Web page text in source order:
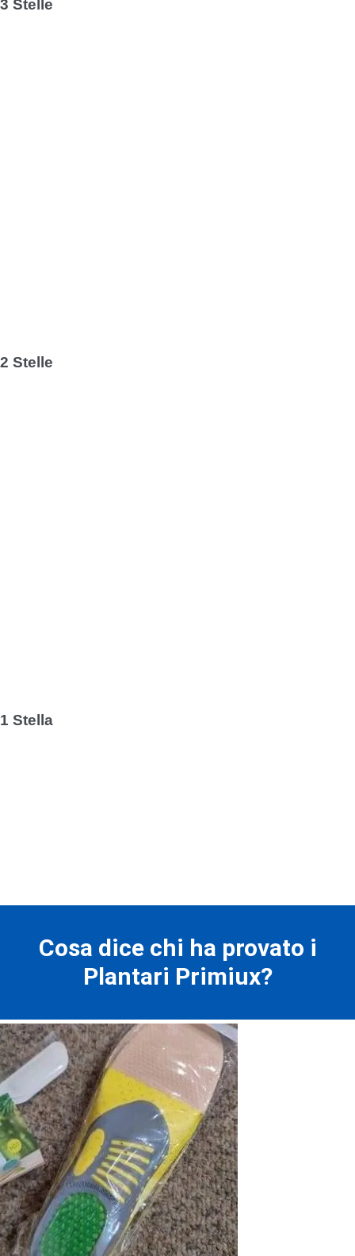
3 Stelle
2 Stelle
1 Stella
Cosa dice chi ha provato i
Plantari Primiux?